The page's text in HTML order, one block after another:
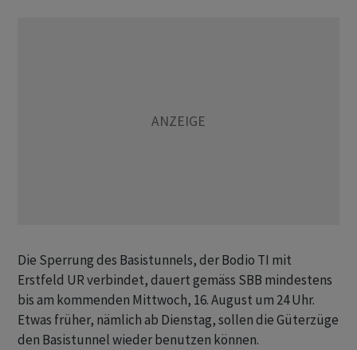
Die Sperrung des Basistunnels, der Bodio TI mit
Erstfeld UR verbindet, dauert gemäss SBB mindestens
bis am kommenden Mittwoch, 16. August um 24 Uhr.
Etwas früher, nämlich ab Dienstag, sollen die Güterzüge
den Basistunnel wieder benutzen können.